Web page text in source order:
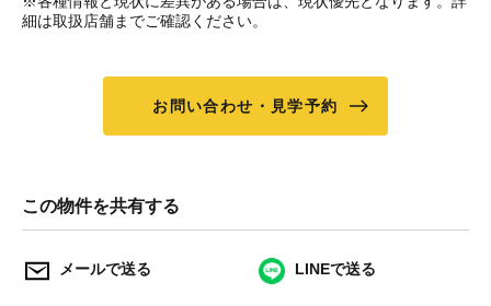
細は取扱店舗までご確認ください。
お問い合わせ・見学予約
この物件を共有する
メールで送る LINEで送る